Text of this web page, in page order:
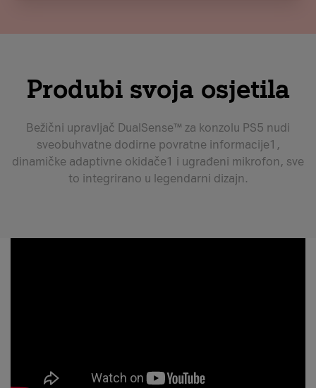
Produbi svoja osjetila
Bežični upravljač DualSense™ za konzolu PS5 nudi
sveobuhvatne dodirne povratne informacije1,
dinamičke adaptivne okidače1 i ugrađeni mikrofon, sve
to integrirano u legendarni dizajn.